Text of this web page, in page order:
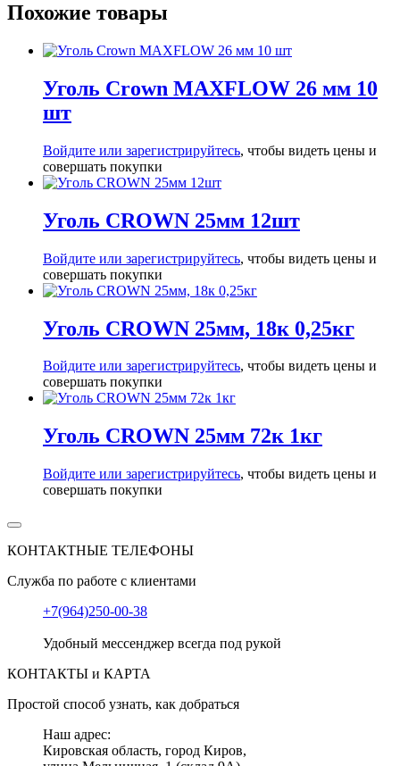
Похожие товары
Уголь Crown MAXFLOW 26 мм 10
шт
Войдите или зарегистрируйтесь, чтобы видеть цены и
совершать покупки
Уголь CROWN 25мм 12шт
Войдите или зарегистрируйтесь, чтобы видеть цены и
совершать покупки
Уголь CROWN 25мм, 18к 0,25кг
Войдите или зарегистрируйтесь, чтобы видеть цены и
совершать покупки
Уголь CROWN 25мм 72к 1кг
Войдите или зарегистрируйтесь, чтобы видеть цены и
совершать покупки
КОНТАКТНЫЕ ТЕЛЕФОНЫ
Служба по работе с клиентами
+7(964)250-00-38
Удобный мессенджер всегда под рукой
КОНТАКТЫ и КАРТА
Простой способ узнать, как добраться
Наш адрес:
Кировская область, город Киров,